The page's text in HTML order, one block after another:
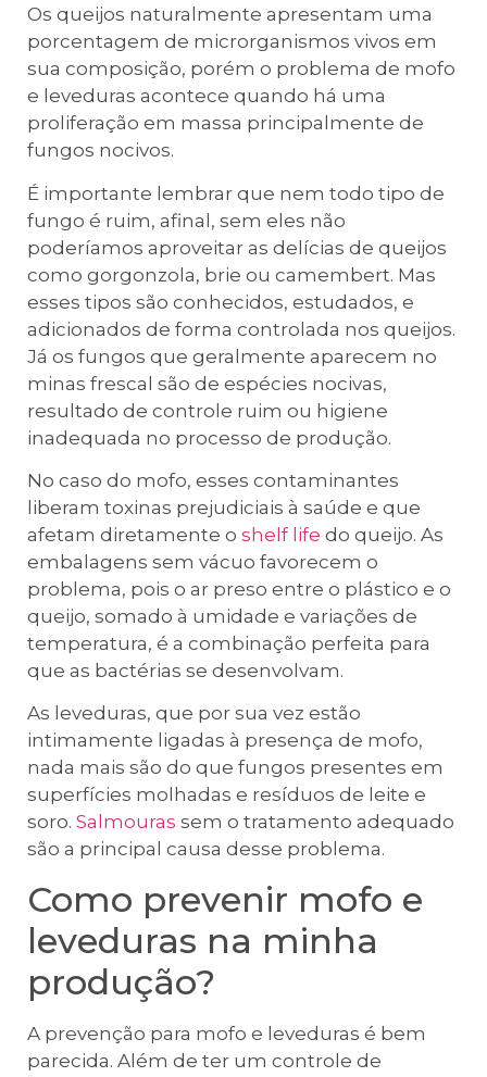
Os queijos naturalmente apresentam uma
porcentagem de microrganismos vivos em
sua composição, porém o problema de mofo
e leveduras acontece quando há uma
proliferação em massa principalmente de
fungos nocivos.
É importante lembrar que nem todo tipo de
fungo é ruim, afinal, sem eles não
poderíamos aproveitar as delícias de queijos
como gorgonzola, brie ou camembert. Mas
esses tipos são conhecidos, estudados, e
adicionados de forma controlada nos queijos.
Já os fungos que geralmente aparecem no
minas frescal são de espécies nocivas,
resultado de controle ruim ou higiene
inadequada no processo de produção.
No caso do mofo, esses contaminantes
liberam toxinas prejudiciais à saúde e que
afetam diretamente o shelf life do queijo. As
embalagens sem vácuo favorecem o
problema, pois o ar preso entre o plástico e o
queijo, somado à umidade e variações de
temperatura, é a combinação perfeita para
que as bactérias se desenvolvam.
As leveduras, que por sua vez estão
intimamente ligadas à presença de mofo,
nada mais são do que fungos presentes em
superfícies molhadas e resíduos de leite e
soro. Salmouras sem o tratamento adequado
são a principal causa desse problema.
Como prevenir mofo e
leveduras na minha
produção?
A prevenção para mofo e leveduras é bem
parecida. Além de ter um controle de